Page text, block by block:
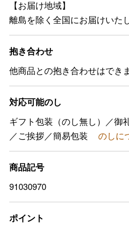
【お届け地域】
離島を除く全国にお届けいた
抱き合わせ
他商品との抱き合わせはでき
対応可能のし
ギフト包装（のし無し）／御
／ご挨拶／簡易包装
のしに
商品記号
91030970
ポイント